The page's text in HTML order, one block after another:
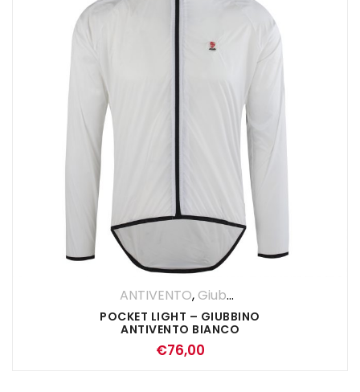
ANTIVENTO, Giubbini
POCKET LIGHT – GIUBBINO
ANTIVENTO BIANCO
€76,00